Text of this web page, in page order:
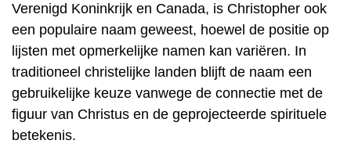
Verenigd Koninkrijk en Canada, is Christopher ook
een populaire naam geweest, hoewel de positie op
lijsten met opmerkelijke namen kan variëren. In
traditioneel christelijke landen blijft de naam een ​​
gebruikelijke keuze vanwege de connectie met de
figuur van Christus en de geprojecteerde spirituele
betekenis.